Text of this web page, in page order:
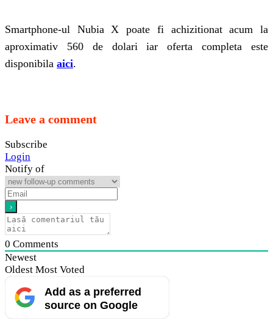
Smartphone-ul Nubia X poate fi achizitionat acum la
aproximativ 560 de dolari iar oferta completa este
disponibila aici.
Leave a comment
Subscribe
Login
Notify of
0 Comments
Newest
Oldest Most Voted
Add as a preferred
source on Google